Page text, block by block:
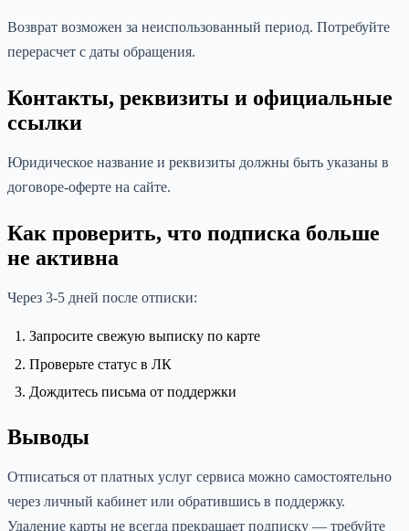
Возврат возможен за неиспользованный период. Потребуйте
перерасчет с даты обращения.
Контакты, реквизиты и официальные
ссылки
Юридическое название и реквизиты должны быть указаны в
договоре-оферте на сайте.
Как проверить, что подписка больше
не активна
Через 3-5 дней после отписки:
Запросите свежую выписку по карте
Проверьте статус в ЛК
Дождитесь письма от поддержки
Выводы
Отписаться от платных услуг сервиса можно самостоятельно
через личный кабинет или обратившись в поддержку.
Удаление карты не всегда прекращает подписку — требуйте